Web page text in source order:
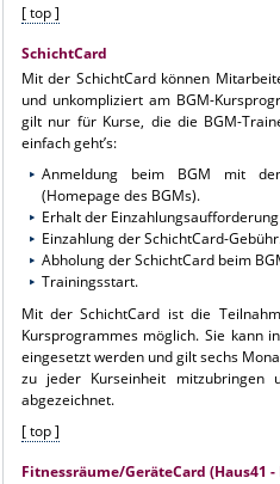
[ top ]
SchichtCard
Mit der SchichtCard können
und unkompliziert am BGM-
gilt nur für Kurse, die die BGM-
einfach geht’s:
Anmeldung beim BGM mit
(Homepage des BGMs).
Erhalt der
Einzahlung der SchichtCard-
Abholung der SchichtCard beim
Trainingsstart.
Mit der SchichtCard ist die
Kursprogrammes möglich. Sie kann
eingesetzt werden und gilt sechs
zu jeder Kurseinheit mitzubringen
abgezeichnet.
[ top ]
Fitnessräume/GeräteCard (Haus41 -